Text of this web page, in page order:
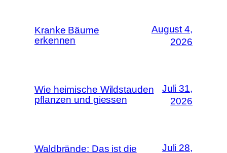
Kranke Bäume
erkennen
August 4,
2026
Wie heimische Wildstauden
pflanzen und giessen
Juli 31,
2026
Waldbrände: Das ist die
Juli 28,